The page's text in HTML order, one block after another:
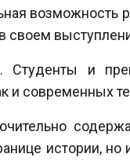
своем
и
и современных
истории,